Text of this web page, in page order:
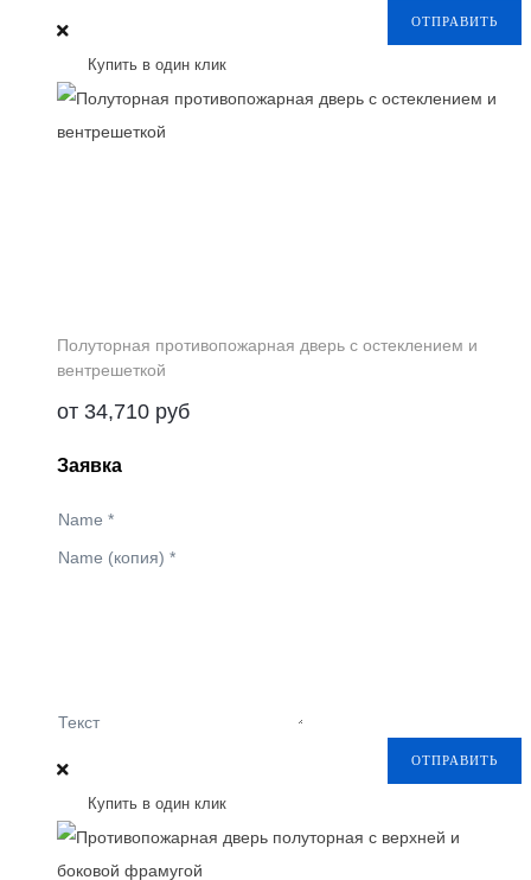
ОТПРАВИТЬ
Купить в один клик
Полуторная противопожарная дверь с остеклением и
вентрешеткой
от 34,710 руб
Заявка
Name *
Name (копия) *
Текст
ОТПРАВИТЬ
Купить в один клик